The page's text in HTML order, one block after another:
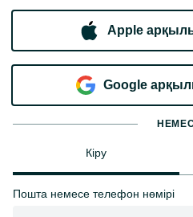
Apple
Google
Кіру
Пошта немесе телефон нөмірі